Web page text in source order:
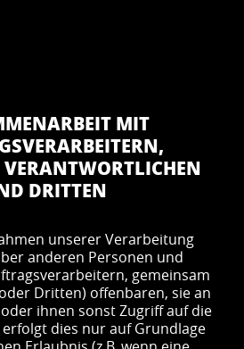
MIT
DRITTEN
unserer Verarbeitung
anderen Personen und
gemeinsam
Dritten) offenbaren, sie an
ihnen sonst Zugriff auf die
dies nur auf Grundlage